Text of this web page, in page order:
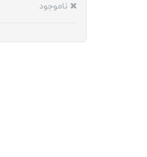
ناموجود